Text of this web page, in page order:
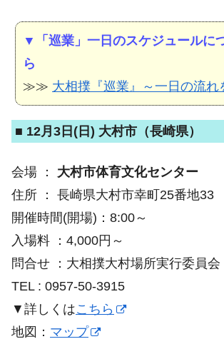
▼「巡業」一日のスケジュールに
ら
≫≫ 大相撲『巡業』～一日の流れ
■ 12月3日(日) 大村市（長崎県）
会場 ： 大村市体育文化センター
住所 ： 長崎県大村市幸町25番地33
開催時間(開場)：8:00～
入場料 ：4,000円～
問合せ ：大相撲大村場所実行委員会
TEL : 0957-50-3915
▼詳しくはこちら
地図： マップ